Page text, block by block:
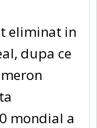
eliminat in
dupa ce
mondial a